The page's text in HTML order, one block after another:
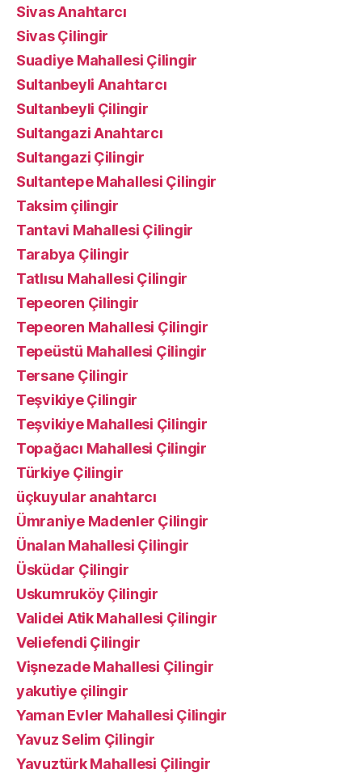
Sivas Anahtarcı
Sivas Çilingir
Suadiye Mahallesi Çilingir
Sultanbeyli Anahtarcı
Sultanbeyli Çilingir
Sultangazi Anahtarcı
Sultangazi Çilingir
Sultantepe Mahallesi Çilingir
Taksim çilingir
Tantavi Mahallesi Çilingir
Tarabya Çilingir
Tatlısu Mahallesi Çilingir
Tepeoren Çilingir
Tepeoren Mahallesi Çilingir
Tepeüstü Mahallesi Çilingir
Tersane Çilingir
Teşvikiye Çilingir
Teşvikiye Mahallesi Çilingir
Topağacı Mahallesi Çilingir
Türkiye Çilingir
üçkuyular anahtarcı
Ümraniye Madenler Çilingir
Ünalan Mahallesi Çilingir
Üsküdar Çilingir
Uskumruköy Çilingir
Validei Atik Mahallesi Çilingir
Veliefendi Çilingir
Vişnezade Mahallesi Çilingir
yakutiye çilingir
Yaman Evler Mahallesi Çilingir
Yavuz Selim Çilingir
Yavuztürk Mahallesi Çilingir